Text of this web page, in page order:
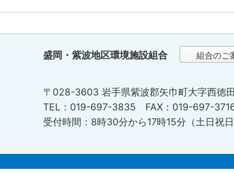
盛岡・紫波地区環境施設組合 組合のご
〒028-3603 岩手県紫波郡矢巾町大字西徳
TEL：019-697-3835 FAX：019-697-
受付時間：8時30分から17時15分（土日祝